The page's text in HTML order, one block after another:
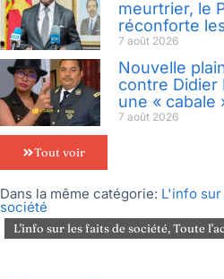
meurtrier, le
réconforte
7 août 2026
Nouvelle
contre Didier
une « cabale
7 août 2026
Tout voir
Dans la même catégorie: L'info
société
L'info sur les faits de société,Toute